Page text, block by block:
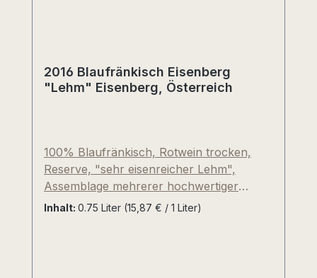
2016 Blaufränkisch Eisenberg
"Lehm" Eisenberg, Österreich
100% Blaufränkisch, Rotwein trocken,
Reserve, "sehr eisenreicher Lehm",
Assemblage mehrerer hochwertiger
Blaufränkisch-Lagen nahe des deutsch-
Inhalt: 0.75 Liter (15,87 € / 1 Liter)